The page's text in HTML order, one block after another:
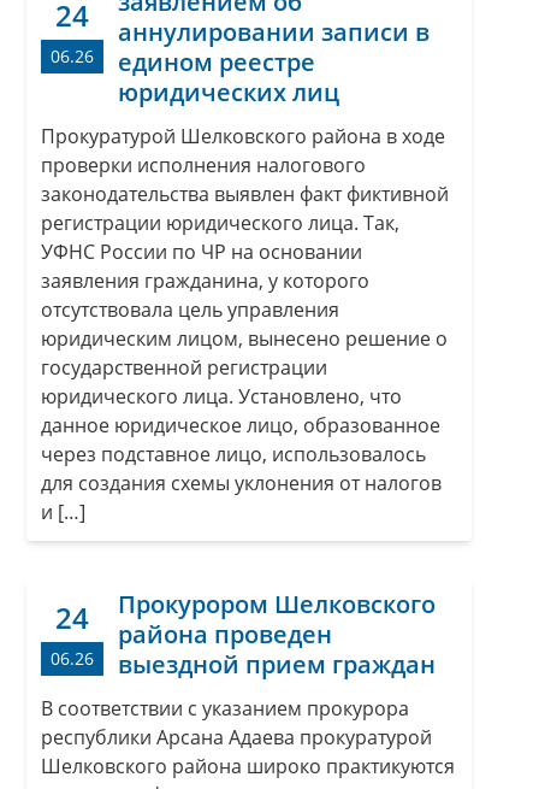
24
06.26
аннулировании записи в
едином реестре
юридических лиц
Прокуратурой Шелковского района в ходе
проверки исполнения налогового
законодательства выявлен факт фиктивной
регистрации юридического лица. Так,
УФНС России по ЧР на основании
заявления гражданина, у которого
отсутствовала цель управления
юридическим лицом, вынесено решение о
государственной регистрации
юридического лица. Установлено, что
данное юридическое лицо, образованное
через подставное лицо, использовалось
для создания схемы уклонения от налогов
и […]
24
06.26
Прокурором Шелковского
района проведен
выездной прием граждан
В соответствии с указанием прокурора
республики Арсана Адаева прокуратурой
Шелковского района широко практикуются